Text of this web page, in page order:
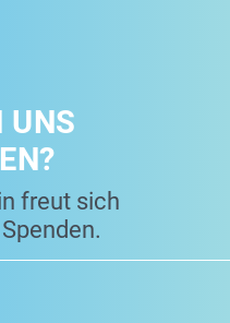
UNS
freut sich